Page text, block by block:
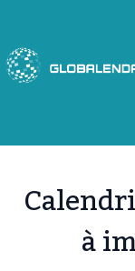
contenu
à